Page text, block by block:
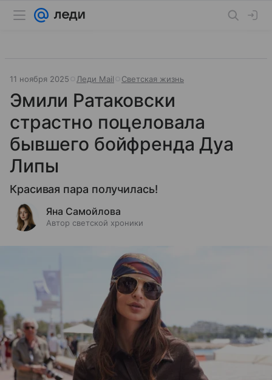
11 ноября 2025 Леди Mail Светская жизнь
Эмили Ратаковски
страстно поцеловала
бывшего бойфренда Дуа
Липы
Красивая пара получилась!
Яна Самойлова
Автор светской хроники